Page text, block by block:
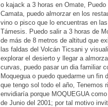
o kajack a 3 horas en Omate,
Camata, puedo almorzar en los
vino o pisco que lo encuentras en
Támesis. Puedo salir a 3 horas de
de más de 8 metros de altitud que
las faldas del Volcán Ticsani y
explorar el desierto y llegar a
curvas, puedo pasar un dia familiar
Moquegua o puedo quedarme un fin
que tengo sol todo el año, Tenemos
envidiaría porque MOQUEGUA
de Junio del 2001; por tal motivo